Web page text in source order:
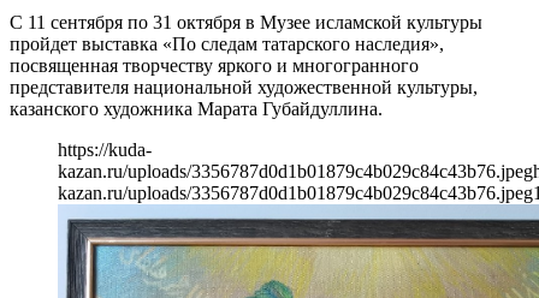
С 11 сентября по 31 октября в Музее исламской культуры
пройдет выставка «По следам татарского наследия»,
посвященная творчеству яркого и многогранного
представителя национальной художественной культуры,
казанского художника Марата Губайдуллина.
https://kuda-
kazan.ru/uploads/3356787d0d1b01879c4b029c84c43b76.jpeg
kazan.ru/uploads/3356787d0d1b01879c4b029c84c43b76.jpeg